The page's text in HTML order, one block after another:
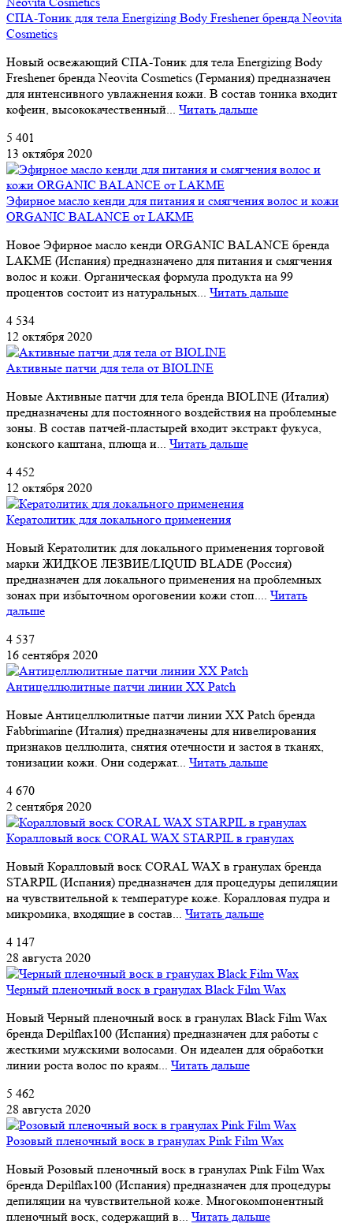
СПА-Тоник для тела Energizing Body Freshener бренда Neovita
Cosmetics
Новый освежающий СПА-Тоник для тела Energizing Body
Freshener бренда Neovita Cosmetics (Германия) предназначен
для интенсивного увлажнения кожи. В состав тоника входит
кофеин, высококачественный... Читать дальше
5 401
13 октября 2020
Эфирное масло кенди для питания и смягчения волос и кожи
ORGANIC BALANCE от LAKME
Новое Эфирное масло кенди ORGANIC BALANCE бренда
LAKME (Испания) предназначено для питания и смягчения
волос и кожи. Органическая формула продукта на 99
процентов состоит из натуральных... Читать дальше
4 534
12 октября 2020
Активные патчи для тела от BIOLINE
Новые Активные патчи для тела бренда BIOLINE (Италия)
предназначены для постоянного воздействия на проблемные
зоны. В состав патчей-пластырей входит экстракт фукуса,
конского каштана, плюща и... Читать дальше
4 452
12 октября 2020
Кератолитик для локального применения
Новый Кератолитик для локального применения торговой
марки ЖИДКОЕ ЛЕЗВИЕ/LIQUID BLADE (Россия)
предназначен для локального применения на проблемных
зонах при избыточном ороговении кожи стоп.... Читать
дальше
4 537
16 сентября 2020
Антицеллюлитные патчи линии XX Patch
Новые Антицеллюлитные патчи линии XX Patch бренда
Fabbrimarine (Италия) предназначены для нивелирования
признаков целлюлита, снятия отечности и застоя в тканях,
тонизации кожи. Они содержат... Читать дальше
4 670
2 сентября 2020
Коралловый воск CORAL WAX STARPIL в гранулах
Новый Коралловый воск CORAL WAX в гранулах бренда
STARPIL (Испания) предназначен для процедуры депиляции
на чувствительной к температуре коже. Коралловая пудра и
микромика, входящие в состав... Читать дальше
4 147
28 августа 2020
Черный пленочный воск в гранулах Black Film Wax
Новый Черный пленочный воск в гранулах Black Film Wax
бренда Depilflax100 (Испания) предназначен для работы с
жесткими мужскими волосами. Он идеален для обработки
линии роста волос по краям... Читать дальше
5 462
28 августа 2020
Розовый пленочный воск в гранулах Pink Film Wax
Новый Розовый пленочный воск в гранулах Pink Film Wax
бренда Depilflax100 (Испания) предназначен для процедуры
депиляции на чувствительной коже. Многокомпонентный
пленочный воск, содержащий в... Читать дальше